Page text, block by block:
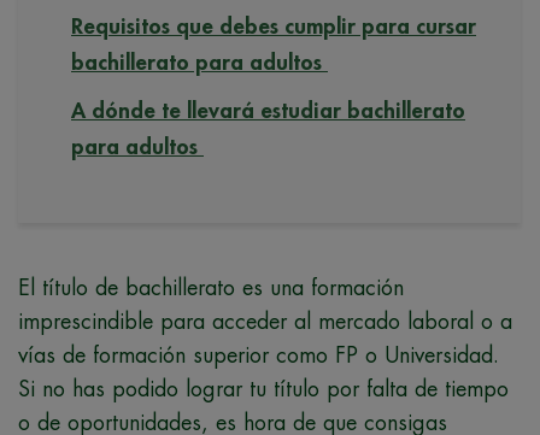
Requisitos que debes cumplir para cursar
bachillerato para adultos
A dónde te llevará estudiar bachillerato
para adultos
El título de bachillerato es una formación
imprescindible para acceder al mercado laboral o a
vías de formación superior como FP o Universidad.
Si no has podido lograr tu título por falta de tiempo
o de oportunidades, es hora de que consigas